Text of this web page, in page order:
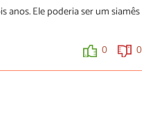
anos. Ele poderia ser um siamês
0 0